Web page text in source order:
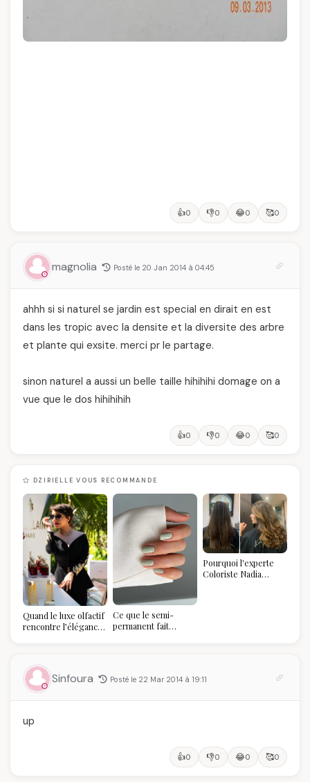
👍0 👎0 😂0 🥰0
magnolia Posté le 20 Jan 2014 à 04:45
ahhh si si naturel se jardin est special en dirait en est
dans les tropic avec la densite et la diversite des arbre
et plante qui exsite. merci pr le partage.
sinon naturel a aussi un belle taille hihihihi domage on a
vue que le dos hihihihih
👍0 👎0 😂0 🥰0
DZIRIELLE VOUS RECOMMANDE
Quand le luxe olfactif
rencontre l’élégance
temps
Ce que le semi-
permanent fait
Pourquoi l'experte
Coloriste Nadia
Sinfoura Posté le 22 Mar 2014 à 19:11
up
👍0 👎0 😂0 🥰0